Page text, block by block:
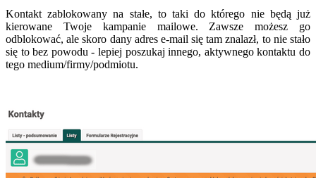
Kontakt zablokowany na stałe, to taki do którego nie będą już
kierowane Twoje kampanie mailowe. Zawsze możesz go
odblokować, ale skoro dany adres e-mail się tam znalazł, to nie stało
się to bez powodu - lepiej poszukaj innego, aktywnego kontaktu do
tego medium/firmy/podmiotu.